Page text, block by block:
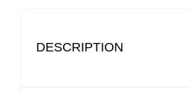
DESCRIPTION